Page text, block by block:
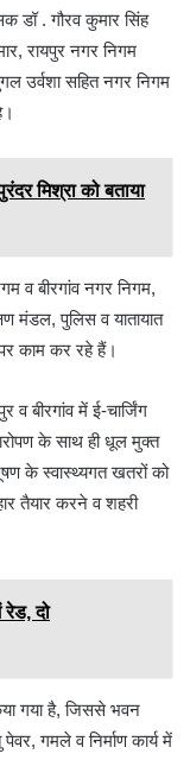
डॉ . गौरव कुमार सिंह
रायपुर नगर निगम
उर्वशा सहित नगर निगम
मिश्रा को बताया
व बीरगांव नगर निगम,
मंडल, पुलिस व यातायात
पर काम कर रहे हैं।
व बीरगांव में ई-चार्जिंग
के साथ ही धूल मुक्त
के स्वास्थ्यगत खतरों को
तैयार करने व शहरी
रेड, दो
गया है, जिससे भवन
गमले व निर्माण कार्य में